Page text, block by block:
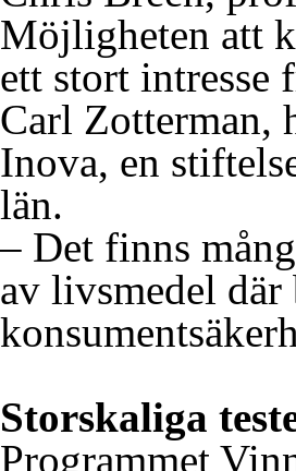
Möjligheten att
ett stort intresse
Carl Zotterman,
Inova, en
län.
– Det finns
av livsmedel
Storskaliga
Programmet